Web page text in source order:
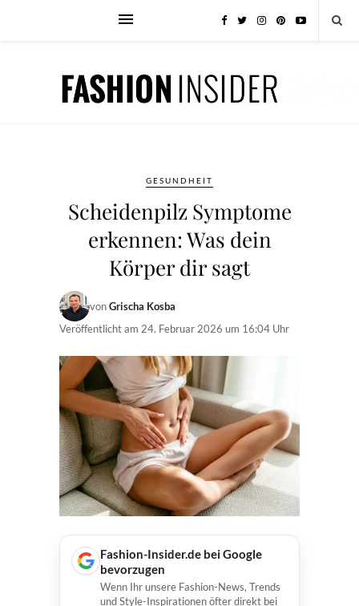
GESUNDHEIT
Scheidenpilz Symptome
erkennen: Was dein
Körper dir sagt
vonGrischa Kosba
Veröffentlicht am 24. Februar 2026 um 16:04 Uhr
Fashion-Insider.de bei Google
bevorzugen
Wenn Ihr unsere Fashion-News, Trends
und Style-Inspirationen öfter direkt bei